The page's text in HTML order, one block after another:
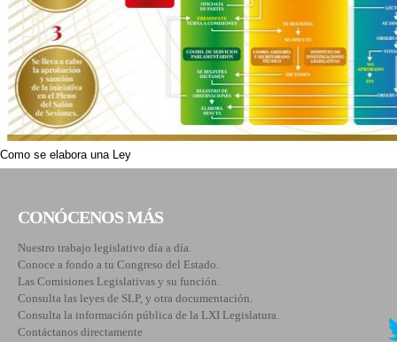
Como se elabora una Ley
CONÓCENOS MÁS
Nuestro trabajo legislativo día a día.
Conoce a fondo a tu Congreso del Estado.
Las Comisiones Legislativas y su función.
Consulta las leyes de SLP, y otra documentación.
Consulta la información pública de la LXI Legislatura.
Contáctanos directamente